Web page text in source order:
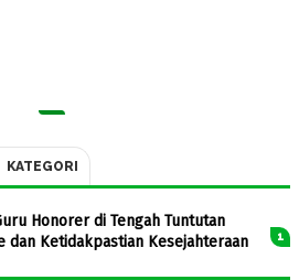
KATEGORI
Honorer di Tengah Tuntutan
dan Ketidakpastian Kesejahteraan